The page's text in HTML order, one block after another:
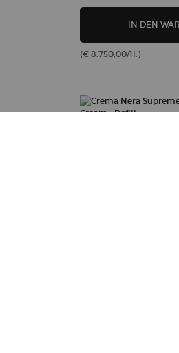
IN DEN
(€ 8.750,00/1l.)